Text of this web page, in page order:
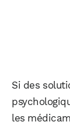
Si des
les